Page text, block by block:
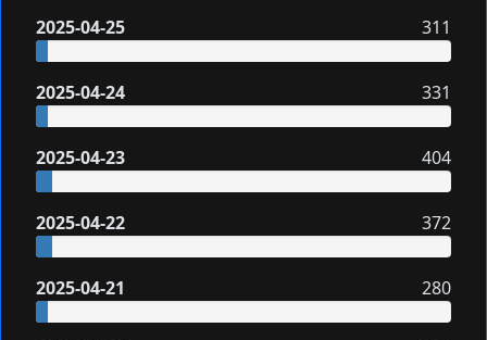
2025-04-25 311
2025-04-24 331
2025-04-23 404
2025-04-22 372
2025-04-21 280